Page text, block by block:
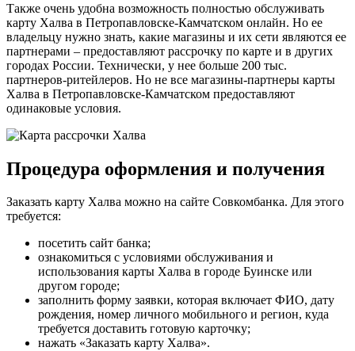
Также очень удобна возможность полностью обслуживать
карту Халва в Петропавловске-Камчатском онлайн. Но ее
владельцу нужно знать, какие магазины и их сети являются ее
партнерами – предоставляют рассрочку по карте и в других
городах России. Технически, у нее больше 200 тыс.
партнеров-ритейлеров. Но не все магазины-партнеры карты
Халва в Петропавловске-Камчатском предоставляют
одинаковые условия.
Процедура оформления и получения
Заказать карту Халва можно на сайте Совкомбанка. Для этого
требуется:
посетить сайт банка;
ознакомиться с условиями обслуживания и
использования карты Халва в городе Буинске или
другом городе;
заполнить форму заявки, которая включает ФИО, дату
рождения, номер личного мобильного и регион, куда
требуется доставить готовую карточку;
нажать «Заказать карту Халва».